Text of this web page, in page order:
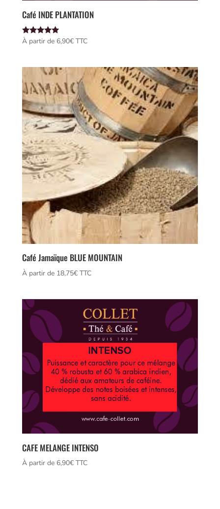
Café INDE PLANTATION
Note
5.00
À partir de 6,90€ TTC
Café Jamaïque BLUE MOUNTAIN
À partir de 18,75€ TTC
CAFE MELANGE INTENSO
À partir de 6,90€ TTC